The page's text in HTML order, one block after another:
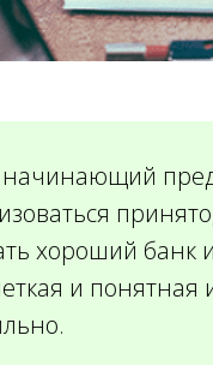
хороший банк
и